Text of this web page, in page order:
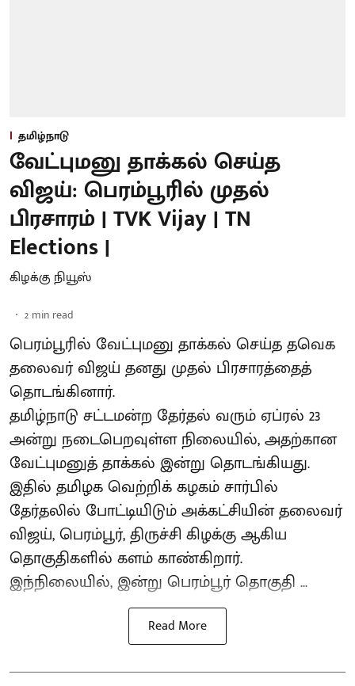
தமிழ்நாடு
வேட்புமனு தாக்கல் செய்த
விஜய்: பெரம்பூரில் முதல்
பிரசாரம் | TVK Vijay | TN
Elections |
கிழக்கு நியூஸ்
2 min read
பெரம்பூரில் வேட்புமனு தாக்கல் செய்த தவெக
தலைவர் விஜய் தனது முதல் பிரசாரத்தைத்
தொடங்கினார்.
தமிழ்நாடு சட்டமன்ற தேர்தல் வரும் ஏப்ரல் 23
அன்று நடைபெறவுள்ள நிலையில், அதற்கான
வேட்புமனுத் தாக்கல் இன்று தொடங்கியது.
இதில் தமிழக வெற்றிக் கழகம் சார்பில்
தேர்தலில் போட்டியிடும் அக்கட்சியின் தலைவர்
விஜய், பெரம்பூர், திருச்சி கிழக்கு ஆகிய
தொகுதிகளில் களம் காண்கிறார்.
இந்நிலையில், இன்று பெரம்பூர் தொகுதி ...
Read More